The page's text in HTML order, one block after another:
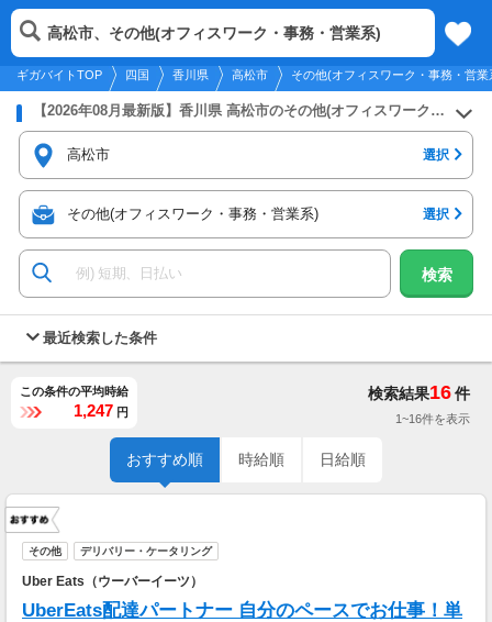
2026年8月9日更新
四国
メニュー
ギガバイトTOP 四国 香川県 高松市 その他(オフィスワーク・事務・営業
高松市、その他(オフィスワーク・事務・営業系)
【2026年08月最新版】香川県 高松市のその他(オフィスワーク・事務・営業系)のバイト・アルバイト・パートの求人募集情報
高松市 選択
その他(オフィスワーク・事務・営業系) 選択
検索
最近検索した条件
この条件の平均時給
1,247 円
検索結果16件
1~16件を表示
おすすめ順 時給順 日給順
その他 デリバリー・ケータリング
Uber Eats（ウーバーイーツ）
UberEats配達パートナー 自分のペースでお仕事！単